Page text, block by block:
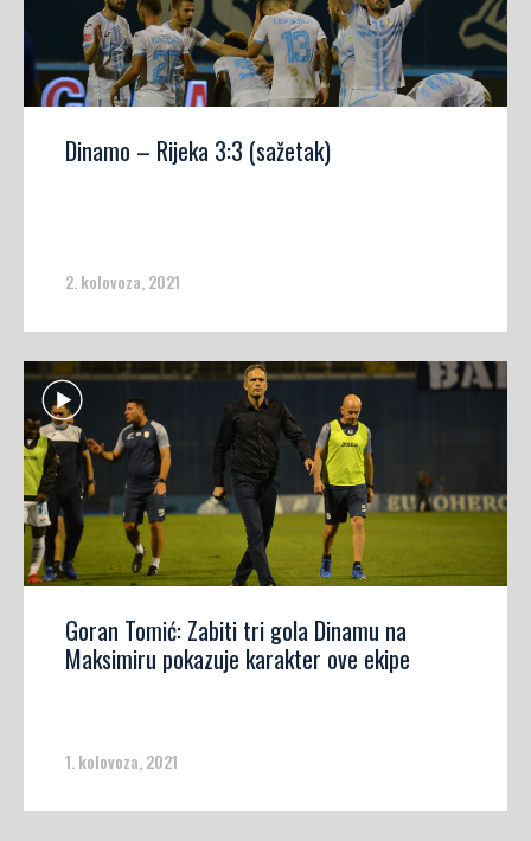
Dinamo – Rijeka 3:3 (sažetak)
2. kolovoza, 2021
Goran Tomić: Zabiti tri gola Dinamu na
Maksimiru pokazuje karakter ove ekipe
1. kolovoza, 2021